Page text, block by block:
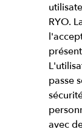
RYO.
passe
avec